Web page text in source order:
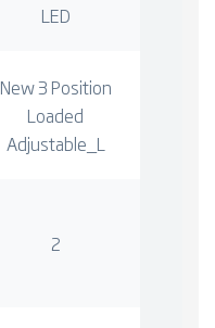
LED
New 3 Position
Loaded
Adjustable_L
2